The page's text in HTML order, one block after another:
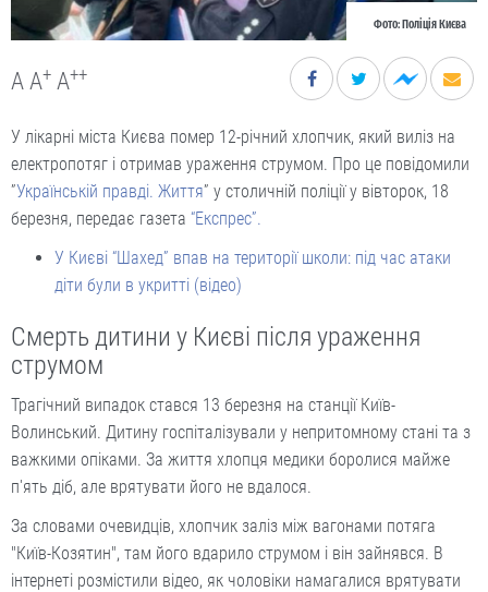
Фото: Поліція Києва
A A+ A++
У лікарні міста Києва помер 12-річний хлопчик, який виліз на
електропотяг і отримав ураження струмом. Про це повідомили
”Українській правді. Життя” у столичній поліції у вівторок, 18
березня, передає газета “Експрес”.
У Києві “Шахед” впав на території школи: під час атаки
діти були в укритті (відео)
Смерть дитини у Києві після ураження
струмом
Трагічний випадок стався 13 березня на станції Київ-
Волинський. Дитину госпіталізували у непритомному стані та з
важкими опіками. За життя хлопця медики боролися майже
п'ять діб, але врятувати його не вдалося.
За словами очевидців, хлопчик заліз між вагонами потяга
"Київ-Козятин", там його вдарило струмом і він зайнявся. В
інтернеті розмістили відео, як чоловіки намагалися врятувати